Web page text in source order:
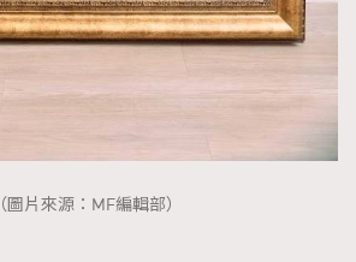
（圖片來源：MF編輯部）